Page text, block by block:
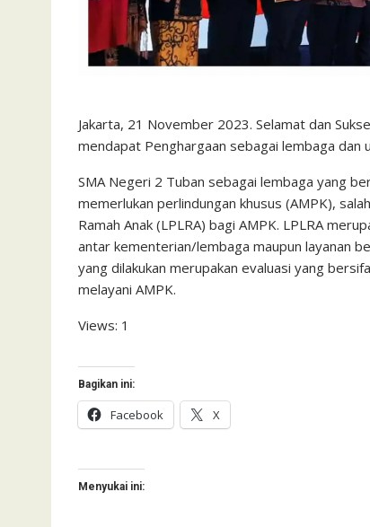
Jakarta, 21 November 2023. Selamat dan
mendapat Penghargaan sebagai lembaga dan
SMA Negeri 2 Tuban sebagai lembaga yang
memerlukan perlindungan khusus (AMPK),
Ramah Anak (LPLRA) bagi AMPK. LPLRA
antar kementerian/lembaga maupun layanan
yang dilakukan merupakan evaluasi yang
melayani AMPK.
Views: 1
Bagikan ini:
Facebook X
Menyukai ini: